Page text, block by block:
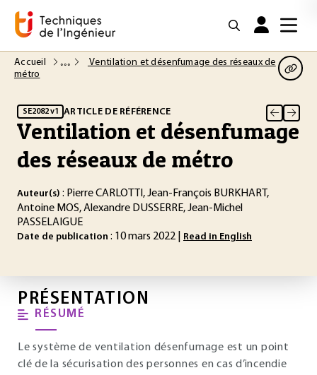
Accueil
Ventilation et désenfumage des réseaux de
métro
SE2082 v1 ARTICLE DE RÉFÉRENCE
Ventilation et désenfumage
des réseaux de métro
Auteur(s) : Pierre CARLOTTI, Jean-François BURKHART,
Antoine MOS, Alexandre DUSSERRE, Jean-Michel
PASSELAIGUE
Date de publication : 10 mars 2022 | Read in English
PRÉSENTATION
RÉSUMÉ
Le système de ventilation désenfumage est un point
clé de la sécurisation des personnes en cas d’incendie